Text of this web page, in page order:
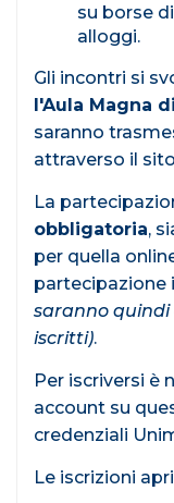
su borse
alloggi.
Gli incontri si
l'Aula Magna
saranno
attraverso il
La
obbligatoria,
per quella
partecipazione
saranno
iscritti).
Per iscriversi è
account su
credenziali
Le iscrizioni